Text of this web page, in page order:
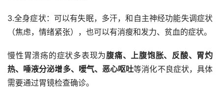
3.全身症状：可以有失眠，多汗，和自主神经功能失调症状
（焦虑，情绪紧张），也可以有消瘦和发力、贫血的症状。
慢性胃溃疡的症状多表现为腹痛、上腹饱胀、反酸、胃灼
热、唾液分泌增多、嗳气、恶心呕吐等消化不良症状，具体
需要通过胃镜检查确诊。